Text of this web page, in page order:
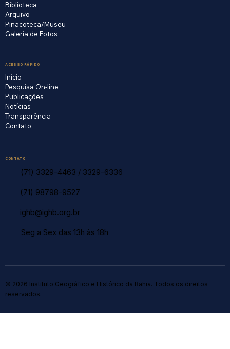
Biblioteca
Arquivo
Pinacoteca/Museu
Galeria de Fotos
ACESSO RÁPIDO
Início
Pesquisa On-line
Publicações
Notícias
Transparência
Contato
CONTATO
(71) 3329-4463 / 3329-6336
(71) 98798-9527
ighb@ighb.org.br
Seg a Sex das 13h às 18h
© 2026 Instituto Geográfico e Histórico da Bahia. Todos os direitos
reservados.